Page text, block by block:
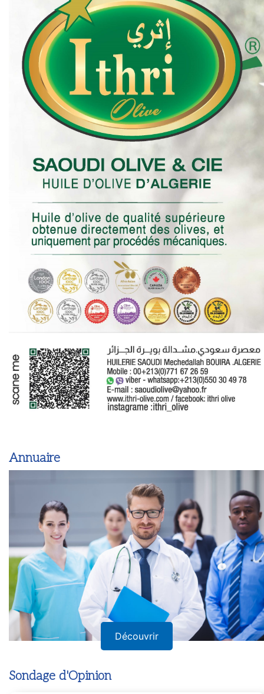
Annuaire
Découvrir
Sondage d'Opinion